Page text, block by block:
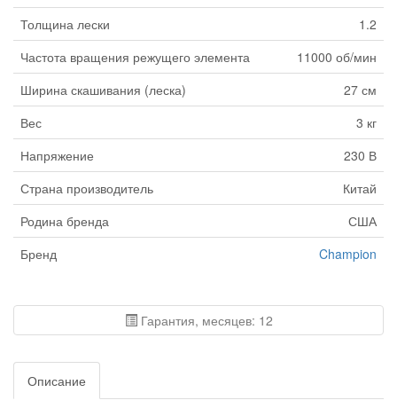
Толщина лески
1.2
Частота вращения режущего элемента
11000 об/мин
Ширина скашивания (леска)
27 см
Вес
3 кг
Напряжение
230 В
Страна производитель
Китай
Родина бренда
США
Бренд
Champion
Гарантия, месяцев: 12
Описание